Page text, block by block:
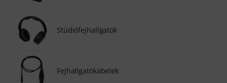
Stúdiófejhallgatók
Fejhallgatókábelek